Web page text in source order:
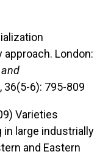
London:
and
, 36(5-6): 795-809
Varieties
large industrially
and Eastern